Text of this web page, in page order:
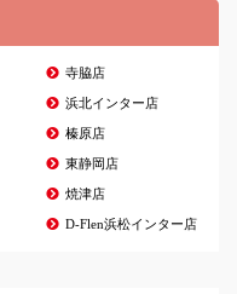
寺脇店
浜北インター店
榛原店
東静岡店
焼津店
D-Flen浜松インター店